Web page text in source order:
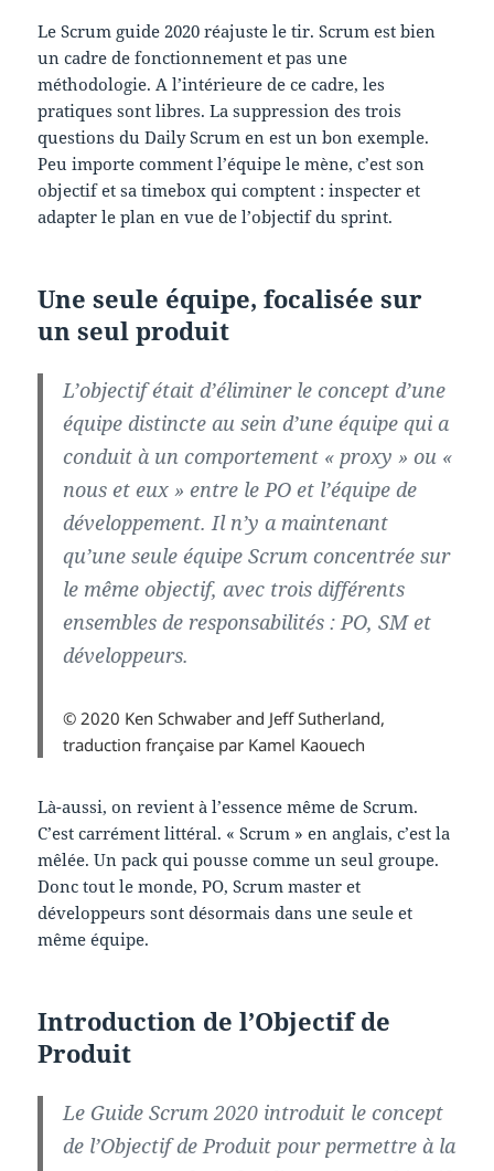
Le Scrum guide 2020 réajuste le tir. Scrum est bien
un cadre de fonctionnement et pas une
méthodologie. A l’intérieure de ce cadre, les
pratiques sont libres. La suppression des trois
questions du Daily Scrum en est un bon exemple.
Peu importe comment l’équipe le mène, c’est son
objectif et sa timebox qui comptent : inspecter et
adapter le plan en vue de l’objectif du sprint.
Une seule équipe, focalisée sur
un seul produit
L’objectif était d’éliminer le concept d’une
équipe distincte au sein d’une équipe qui a
conduit à un comportement « proxy » ou «
nous et eux » entre le PO et l’équipe de
développement. Il n’y a maintenant
qu’une seule équipe Scrum concentrée sur
le même objectif, avec trois différents
ensembles de responsabilités : PO, SM et
développeurs.
© 2020 Ken Schwaber and Jeff Sutherland,
traduction française par Kamel Kaouech
Là-aussi, on revient à l’essence même de Scrum.
C’est carrément littéral. « Scrum » en anglais, c’est la
mêlée. Un pack qui pousse comme un seul groupe.
Donc tout le monde, PO, Scrum master et
développeurs sont désormais dans une seule et
même équipe.
Introduction de l’Objectif de
Produit
Le Guide Scrum 2020 introduit le concept
de l’Objectif de Produit pour permettre à la